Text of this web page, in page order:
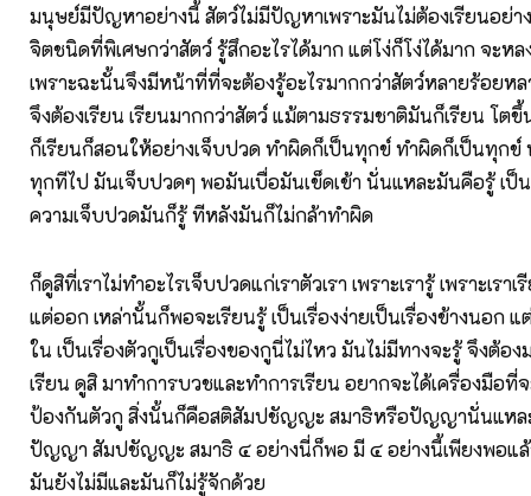
มนุษย์มีปัญหาอย่างนี้ สัตว์ไม่มีปัญหาเพราะมันไม่ต้องเรียนอย่
จิตชนิดที่พิเศษกว่าสัตว์ รู้สึกอะไรได้มาก แต่โง่ก็โง่ได้มาก จะหล
เพราะฉะนั้นจึงมีหน้าที่ที่จะต้องรู้อะไรมากกว่าสัตว์หลายร้อยห
จึงต้องเรียน เรียนมากกว่าสัตว์ แม้ตามธรรมชาติมันก็เรียน โต
ก็เรียนก็สอนให้อย่างเจ็บปวด ทำผิดก็เป็นทุกข์ ทำผิดก็เป็นทุกข์
ทุกทีไป มันเจ็บปวดๆ พอมันเบื่อมันเข็ดเข้า นั่นแหละมันคือรู้ เป็
ความเจ็บปวดมันก็รู้ ทีหลังมันก็ไม่กล้าทำผิด
ก็ดูสิที่เราไม่ทำอะไรเจ็บปวดแก่เราตัวเรา เพราะเรารู้ เพราะเร
แต่ออก เหล่านั้นก็พอจะเรียนรู้ เป็นเรื่องง่ายเป็นเรื่องข้างนอก แ
ใน เป็นเรื่องตัวกูเป็นเรื่องของกูนี่ไม่ไหว มันไม่มีทางจะรู้ จึงต้อ
เรียน ดูสิ มาทำการบวชและทำการเรียน อยากจะได้เครื่องมือที่
ป้องกันตัวกู สิ่งนั้นก็คือสติสัมปชัญญะ สมาธิหรือปัญญานั่นแหล
ปัญญา สัมปชัญญะ สมาธิ ๔ อย่างนี่ก็พอ มี ๔ อย่างนี้เพียงพอแ
มันยังไม่มีและมันก็ไม่รู้จักด้วย